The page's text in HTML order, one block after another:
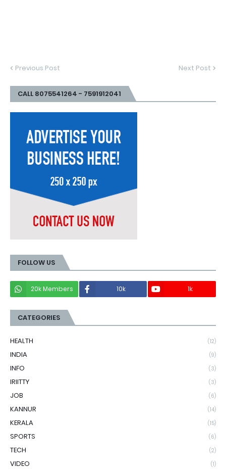
Previous Post Next Post
CALL 8075541264 - 7591912041
FOLLOW US
20k Members 10k 1k
CATEGORIES
HEALTH (12)
INDIA (9)
INFO (3)
IRIITTY (3)
JOB (6)
KANNUR (14)
KERALA (15)
SPORTS (6)
TECH (2)
VIDEO (1)